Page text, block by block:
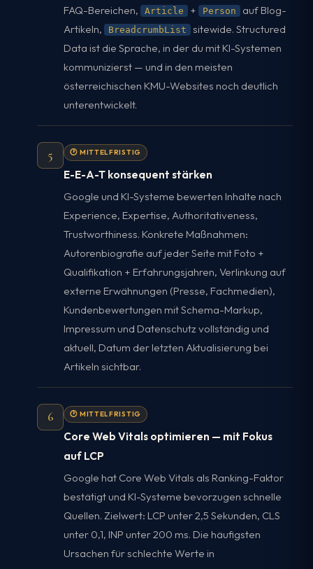
FAQ-Bereichen, Article + Person
auf Blog-
Artikeln, BreadcrumbList
sitewide. Structured
Data ist die Sprache, in der du mit KI-Systemen
kommunizierst — und in den meisten
österreichischen KMU-Websites noch deutlich
unterentwickelt.
5 🕐 MITTELFRISTIG
E-E-A-T konsequent stärken
Google und KI-Systeme bewerten Inhalte nach
Experience, Expertise, Authoritativeness,
Trustworthiness. Konkrete Maßnahmen:
Autorenbiografie auf jeder Seite mit Foto +
Qualifikation + Erfahrungsjahren, Verlinkung auf
externe Erwähnungen (Presse, Fachmedien),
Kundenbewertungen mit Schema-Markup,
Impressum und Datenschutz vollständig und
aktuell, Datum der letzten Aktualisierung bei
Artikeln sichtbar.
6 🕐 MITTELFRISTIG
Core Web Vitals optimieren — mit Fokus
auf LCP
Google hat Core Web Vitals als Ranking-Faktor
bestätigt und KI-Systeme bevorzugen schnelle
Quellen. Zielwert: LCP unter 2,5 Sekunden, CLS
unter 0,1, INP unter 200 ms. Die häufigsten
Ursachen für schlechte Werte in